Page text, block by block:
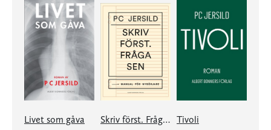
Livet som gåva Skriv först. Fråga sen Tivoli